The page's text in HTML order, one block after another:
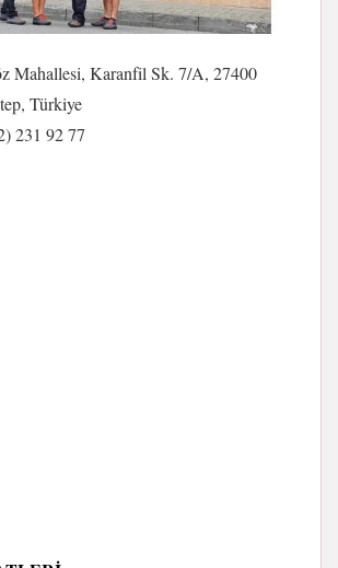
Mahallesi, Karanfil Sk. 7/A, 27400
Türkiye
231 92 77